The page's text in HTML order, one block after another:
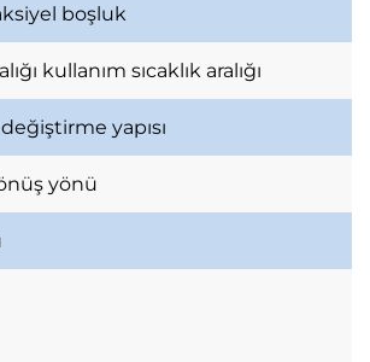
boşluk
kullanım sıcaklık aralığı
yapısı
yönü